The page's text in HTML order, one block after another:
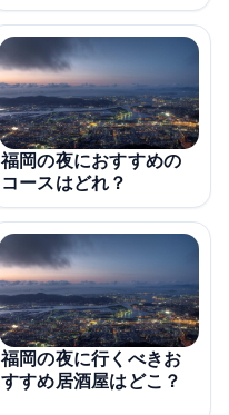
福岡の夜におすすめの
コースはどれ？
福岡の夜に行くべきお
すすめ居酒屋はどこ？